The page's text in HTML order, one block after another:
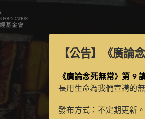
【公告】 《廣論
《廣論念死無常》第 9
長用生命為我們宣講的無
發布方式：不定期更新